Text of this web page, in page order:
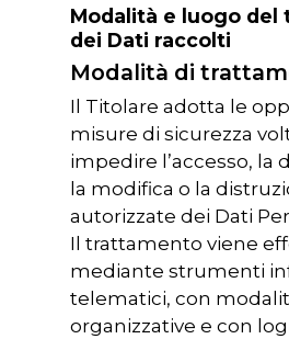
Modalità e luogo
dei Dati raccolti
Modalità di
Il Titolare adotta le
misure di sicurezza
impedire l’accesso, la
la modifica o la
autorizzate dei Dati
Il trattamento viene
mediante strumenti
telematici, con
organizzative e con